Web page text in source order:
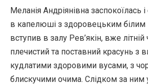
Меланія Андріянівна заспокоїлась
в капелюші з здоровецьким
вступив в залу Рев’якін, вже
плечистий та поставний красунь з
кудлатими здоровими вусами, з
блискучими очима. Слідком за